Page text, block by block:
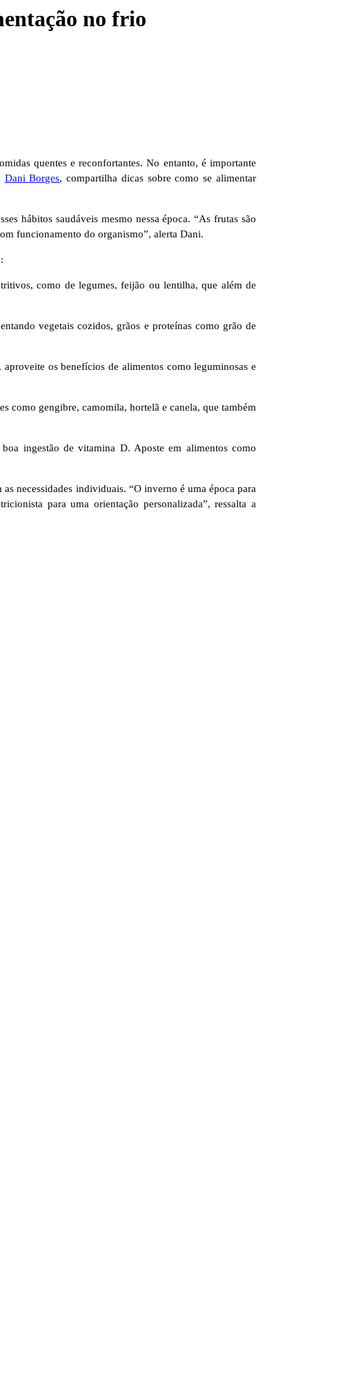
no frio
quentes e reconfortantes. No entanto, é importante
Dani Borges, compartilha dicas sobre como se alimentar
hábitos saudáveis mesmo nessa época. “As frutas são
funcionamento do organismo”, alerta Dani.
como de legumes, feijão ou lentilha, que além de
vegetais cozidos, grãos e proteínas como grão de
os benefícios de alimentos como leguminosas e
como gengibre, camomila, hortelã e canela, que também
ingestão de vitamina D. Aposte em alimentos como
necessidades individuais. “O inverno é uma época para
para uma orientação personalizada”, ressalta a